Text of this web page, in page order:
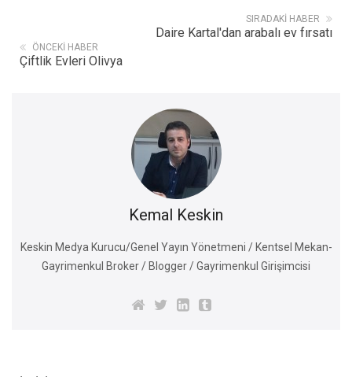
SIRADAKI HABER
Daire Kartal'dan arabalı ev fırsatı
ÖNCEKI HABER
Çiftlik Evleri Olivya
Kemal Keskin
Keskin Medya Kurucu/Genel Yayın Yönetmeni / Kentsel Mekan-
Gayrimenkul Broker / Blogger / Gayrimenkul Girişimcisi